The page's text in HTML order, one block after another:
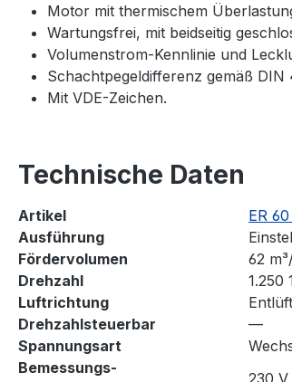
Motor mit thermischem
Wartungsfrei, mit beidseitig
Volumenstrom-Kennlinie und
Schachtpegeldifferenz gemäß
Mit VDE-Zeichen.
Technische Daten
Artikel
ER
Ausführung
Fördervolumen
62
Drehzahl
1.250
Luftrichtung
Drehzahlsteuerbar
—
Spannungsart
Bemessungs-
230 V